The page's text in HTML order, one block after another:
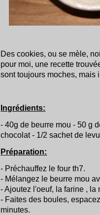
Des cookies, ou se mèle,
pour moi, une recette
sont toujours moches, mais
Ingrédients:
- 40g de beurre mou - 50 g
chocolat - 1/2 sachet de
Préparation:
- Préchauffez le four th7.
- Mélangez le beurre mou
- Ajoutez l'oeuf, la farine ,
- Faites des boules,
minutes.